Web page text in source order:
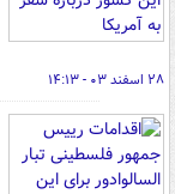
۲۸ اسفند ۰۳ - ۱۴:۱۳